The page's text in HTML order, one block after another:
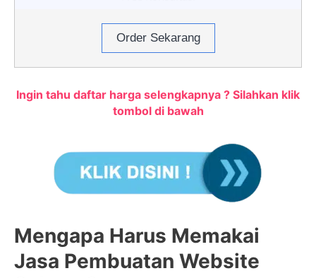
Order Sekarang
Ingin tahu daftar harga selengkapnya ? Silahkan klik
tombol di bawah
Mengapa Harus Memakai
Jasa Pembuatan Website